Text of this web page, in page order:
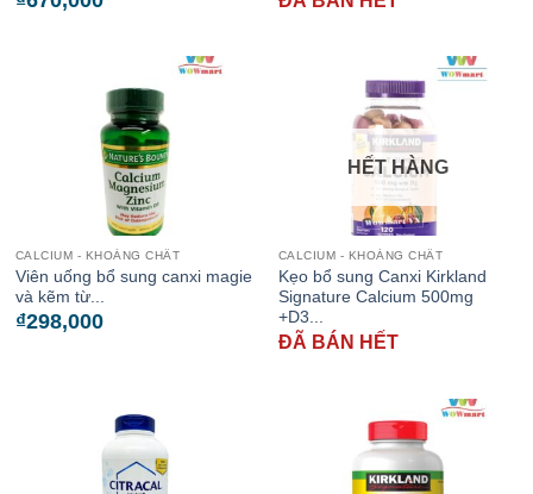
CALCIUM - KHOÁNG CHẤT
Viên uống bổ sung canxi magie
và kẽm từ...
₫298,000
HẾT HÀNG
CALCIUM - KHOÁNG CHẤT
Kẹo bổ sung Canxi Kirkland
Signature Calcium 500mg
+D3...
ĐÃ BÁN HẾT